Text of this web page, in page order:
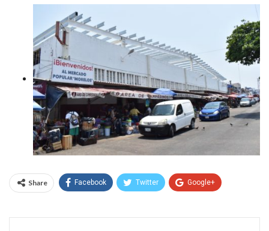
Share Facebook Twitter Google+